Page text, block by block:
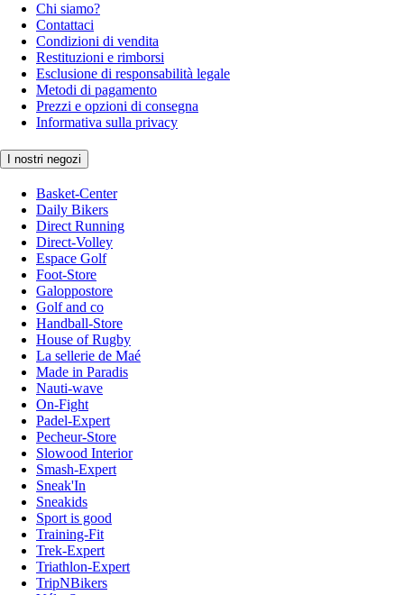
Chi siamo?
Contattaci
Condizioni di vendita
Restituzioni e rimborsi
Esclusione di responsabilità legale
Metodi di pagamento
Prezzi e opzioni di consegna
Informativa sulla privacy
I nostri negozi
Basket-Center
Daily Bikers
Direct Running
Direct-Volley
Espace Golf
Foot-Store
Galoppostore
Golf and co
Handball-Store
House of Rugby
La sellerie de Maé
Made in Paradis
Nauti-wave
On-Fight
Padel-Expert
Pecheur-Store
Slowood Interior
Smash-Expert
Sneak'In
Sneakids
Sport is good
Training-Fit
Trek-Expert
Triathlon-Expert
TripNBikers